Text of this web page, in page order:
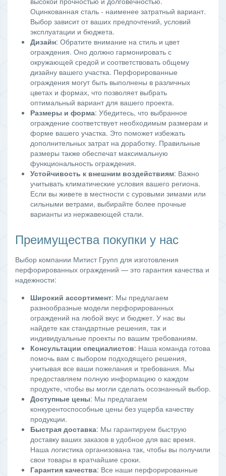
Оцинкованная сталь - наименее затратный вариант.
Выбор зависит от ваших предпочтений, условий
эксплуатации и бюджета.
Дизайн: Обратите внимание на стиль и цвет
ограждения. Оно должно гармонировать с
окружающей средой и соответствовать общему
дизайну вашего участка. Перфорированные
ограждения могут быть выполнены в различных
цветах и формах, что позволяет выбрать
оптимальный вариант для вашего проекта.
Размеры и форма: Убедитесь, что выбранное
ограждение соответствует необходимым размерам и
форме вашего участка. Это поможет избежать
дополнительных затрат на доработку. Правильные
размеры также обеспечат максимальную
функциональность ограждения.
Устойчивость к внешним воздействиям: Важно
учитывать климатические условия вашего региона.
Если вы живете в местности с суровыми зимами или
сильными ветрами, выбирайте более прочные
варианты из нержавеющей стали.
Преимущества покупки у нас
Выбор компании Митист Групп для изготовления
перфорированных ограждений — это гарантия качества и
надежности:
Широкий ассортимент: Мы предлагаем
разнообразные модели перфорированных
ограждений на любой вкус и бюджет. У нас вы
найдете как стандартные решения, так и
индивидуальные проекты по вашим требованиям.
Консультации специалистов: Наша команда готова
помочь вам с выбором подходящего решения,
учитывая все ваши пожелания и требования. Мы
предоставляем полную информацию о каждом
продукте, чтобы вы могли сделать осознанный выбор.
Доступные цены: Мы предлагаем
конкурентоспособные цены без ущерба качеству
продукции.
Быстрая доставка: Мы гарантируем быструю
доставку ваших заказов в удобное для вас время.
Наша логистика организована так, чтобы вы получили
свои товары в кратчайшие сроки.
Гарантия качества: Все наши перфорированные